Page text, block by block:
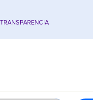
TRANSPARENCIA